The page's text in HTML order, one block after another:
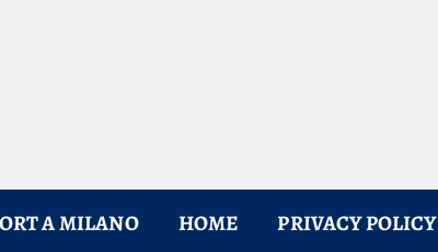
A MILANO HOME PRIVACY POLICY